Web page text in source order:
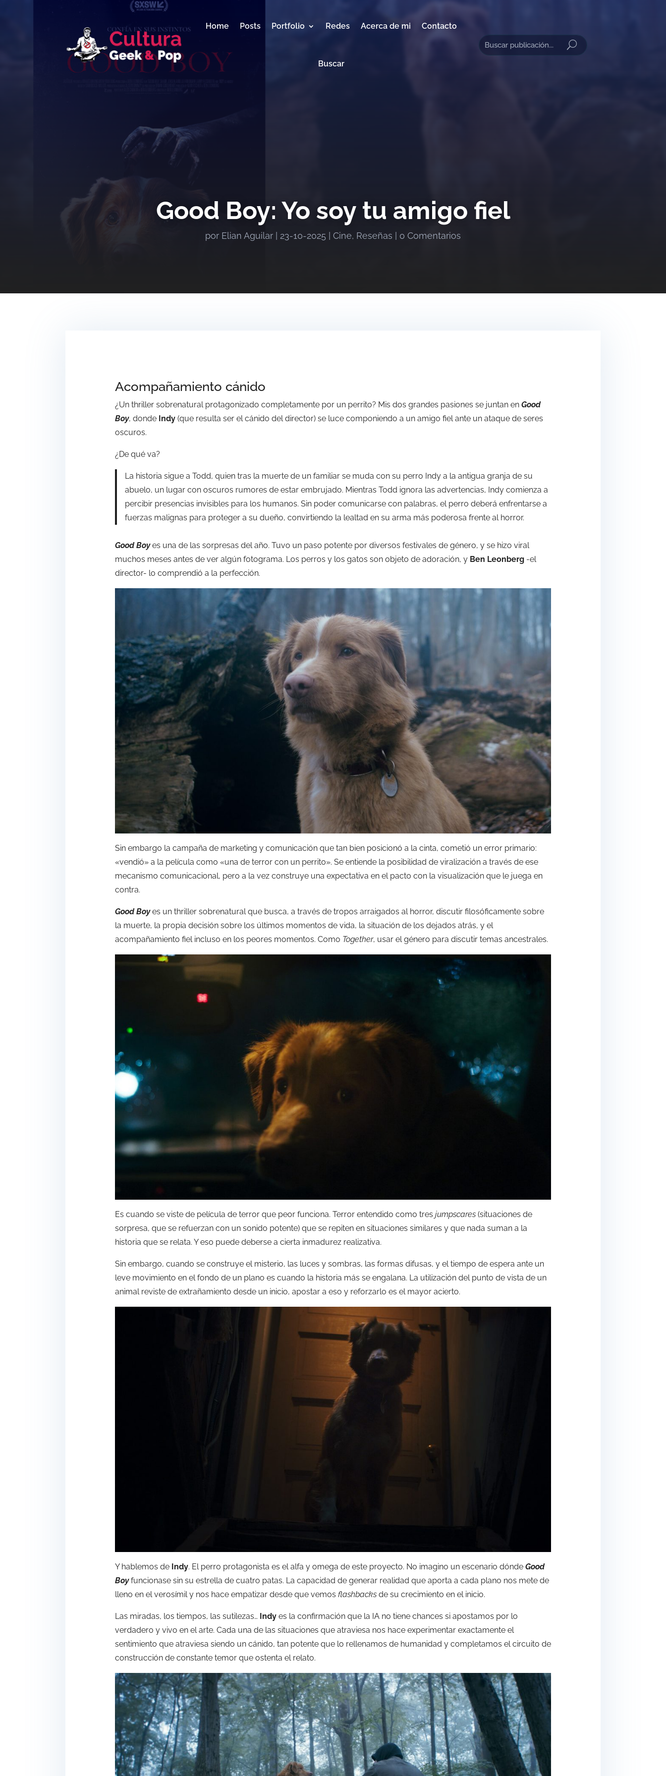
Home Posts Portfolio Redes Acerca de mi Contacto
Buscar
Good Boy: Yo soy tu amigo fiel
por Elian Aguilar 23-10-2025 Cine, Reseñas 0 Comentarios
Acompañamiento cánido
¿Un thriller sobrenatural protagonizado completamente por un perrito? Mis dos grandes pasiones se juntan en Good
Boy, donde Indy (que resulta ser el cánido del director) se luce componiendo a un amigo fiel ante un ataque de seres
oscuros.
¿De qué va?
La historia sigue a Todd, quien tras la muerte de un familiar se muda con su perro Indy a la antigua granja de su
abuelo, un lugar con oscuros rumores de estar embrujado. Mientras Todd ignora las advertencias, Indy comienza a
percibir presencias invisibles para los humanos. Sin poder comunicarse con palabras, el perro deberá enfrentarse a
fuerzas malignas para proteger a su dueño, convirtiendo la lealtad en su arma más poderosa frente al horror.
Good Boyes una de las sorpresas del año. Tuvo un paso potente por diversos festivales de género, y se hizo viral
muchos meses antes de ver algún fotograma. Los perros y los gatos son objeto de adoración, y Ben Leonberg -el
director- lo comprendió a la perfección.
Sin embargo la campaña de marketing y comunicación que tan bien posicionó a la cinta, cometió un error primario:
«vendió» a la película como «una de terror con un perrito». Se entiende la posibilidad de viralización a través de ese
mecanismo comunicacional, pero a la vez construye una expectativa en el pacto con la visualización que le juega en
contra.
Good Boyes un thriller sobrenatural que busca, a través de tropos arraigados al horror, discutir filosóficamente sobre
la muerte, la propia decisión sobre los últimos momentos de vida, la situación de los dejados atrás, y el
acompañamiento fiel incluso en los peores momentos. Como Together, usar el género para discutir temas ancestrales.
Es cuando se viste de película de terror que peor funciona. Terror entendido como tres jumpscares (situaciones de
sorpresa, que se refuerzan con un sonido potente) que se repiten en situaciones similares y que nada suman a la
historia que se relata. Y eso puede deberse a cierta inmadurez realizativa.
Sin embargo, cuando se construye el misterio, las luces y sombras, las formas difusas, y el tiempo de espera ante un
leve movimiento en el fondo de un plano es cuando la historia más se engalana. La utilización del punto de vista de un
animal reviste de extrañamiento desde un inicio, apostar a eso y reforzarlo es el mayor acierto.
Y hablemos de Indy. El perro protagonista es el alfa y omega de este proyecto. No imagino un escenario dónde Good
Boyfuncionase sin su estrella de cuatro patas. La capacidad de generar realidad que aporta a cada plano nos mete de
lleno en el verosímil y nos hace empatizar desde que vemos flashbacks de su crecimiento en el inicio.
Las miradas, los tiempos, las sutilezas… Indy es la confirmación que la IA no tiene chances si apostamos por lo
verdadero y vivo en el arte. Cada una de las situaciones que atraviesa nos hace experimentar exactamente el
sentimiento que atraviesa siendo un cánido, tan potente que lo rellenamos de humanidad y completamos el circuito de
construcción de constante temor que ostenta el relato.